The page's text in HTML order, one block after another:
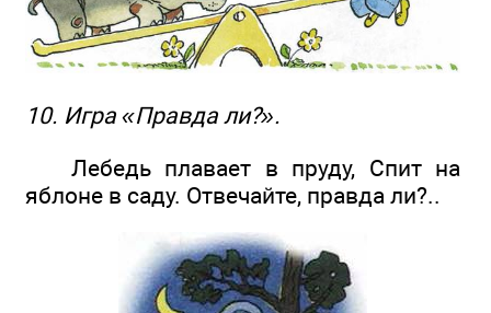
10. Игра «Правда ли?».
Лебедь плавает в пруду, Спит на
яблоне в саду. Отвечайте, правда ли?..